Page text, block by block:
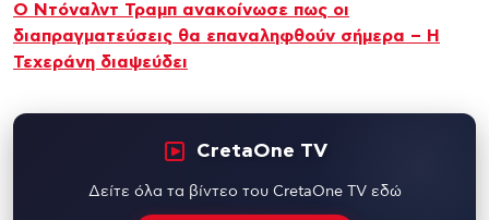
Ο Ντόναλντ Τραμπ ανακοίνωσε πως οι
διαπραγματεύσεις θα επαναληφθούν σήμερα – Η
Τεχεράνη διαψεύδει
CretaOne TV
Δείτε όλα τα βίντεο του CretaOne TV εδώ